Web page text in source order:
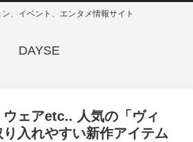
、イベント、エンタメ情報サイト
DAYSE
ェアetc.. 人気の「ヴィ
入れやすい新作アイテム